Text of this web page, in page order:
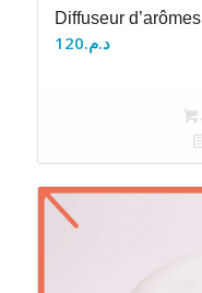
Diffuseur
د.م.120